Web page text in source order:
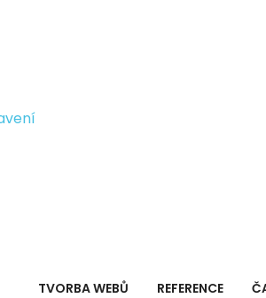
TVORBA WEBŮ REFERENCE